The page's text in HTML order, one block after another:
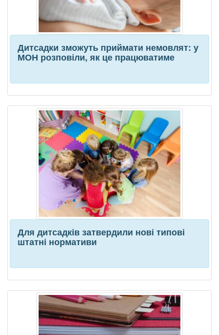
Дитсадки зможуть приймати немовлят: у
МОН розповіли, як це працюватиме
Для дитсадків затвердили нові типові
штатні нормативи